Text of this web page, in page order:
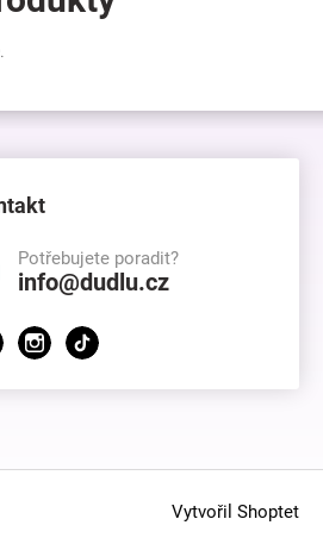
Potřebujete poradit?
info@dudlu.cz
Vytvořil Shoptet